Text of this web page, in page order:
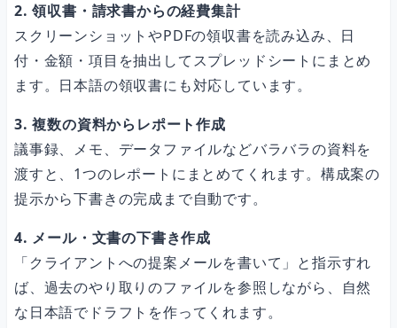
2. 領収書・請求書からの経費集計
スクリーンショットやPDFの領収書を読み込み、日
付・金額・項目を抽出してスプレッドシートにまとめ
ます。日本語の領収書にも対応しています。
3. 複数の資料からレポート作成
議事録、メモ、データファイルなどバラバラの資料を
渡すと、1つのレポートにまとめてくれます。構成案の
提示から下書きの完成まで自動です。
4. メール・文書の下書き作成
「クライアントへの提案メールを書いて」と指示すれ
ば、過去のやり取りのファイルを参照しながら、自然
な日本語でドラフトを作ってくれます。